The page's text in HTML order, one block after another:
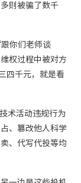
则被骗了数千
你们老师谈
权过程中被对方
四千元，就是看
术活动违规行为
、篡改他人科学
、代写代投等均